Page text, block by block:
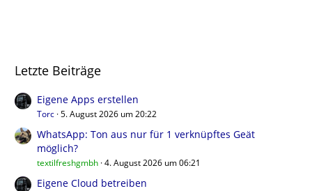
Letzte Beiträge
Eigene Apps erstellen
Torc 5. August 2026 um 20:22
WhatsApp: Ton aus nur für 1 verknüpftes Geät
möglich?
textilfreshgmbh 4. August 2026 um 06:21
Eigene Cloud betreiben